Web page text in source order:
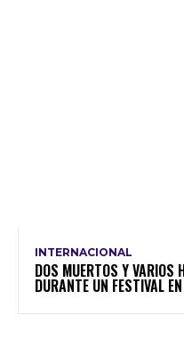
INTERNACIONAL
DOS MUERTOS Y VARIOS
DURANTE UN FESTIVAL